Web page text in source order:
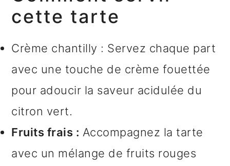
cette tarte
Crème chantilly : Servez chaque part
avec une touche de crème fouettée
pour adoucir la saveur acidulée du
citron vert.
Fruits frais : Accompagnez la tarte
avec un mélange de fruits rouges